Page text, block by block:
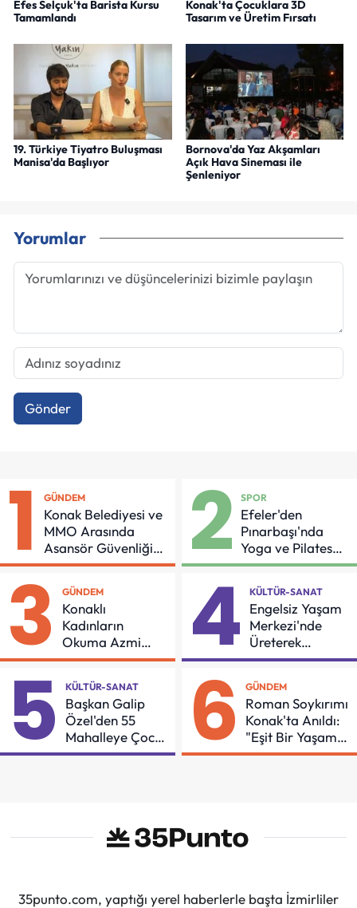
Efes Selçuk'ta Barista Kursu
Tamamlandı
Konak'ta Çocuklara 3D
Tasarım ve Üretim Fırsatı
19. Türkiye Tiyatro Buluşması
Manisa'da Başlıyor
Bornova'da Yaz Akşamları
Açık Hava Sineması ile
Şenleniyor
Yorumlar
Gönder
1 GÜNDEM
Konak Belediyesi ve
MMO Arasında
Asansör Güvenliği
İçin Önemli Protokol
2 SPOR
Efeler'den
Pınarbaşı'nda
Yoga ve Pilates
Buluşması
3 GÜNDEM
Konaklı
Kadınların
Okuma Azmi
Örnek Oldu
4 KÜLTÜR-SANAT
Engelsiz Yaşam
Merkezi'nde
Üreterek
Güçleniyorlar
5 KÜLTÜR-SANAT
Başkan Galip
Özel'den 55
Mahalleye Çocuk
Şenliği
6 GÜNDEM
Roman Soykırımı
Konak'ta Anıldı:
"Eşit Bir Yaşam
İçin Mücadeleyi
35punto.com, yaptığı yerel haberlerle başta İzmirliler